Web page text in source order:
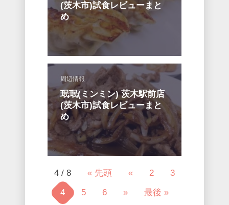
(茨木市)試食レビューまと
め
周辺情報
珉珉(ミンミン) 茨木駅前店
(茨木市)試食レビューまと
め
4 / 8 « 先頭 « 2
3
4
5 6 » 最後 »